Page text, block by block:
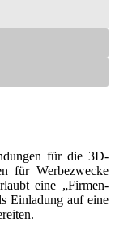
für die 3D-
für Werbezwecke
eine „Firmen-
Einladung auf eine